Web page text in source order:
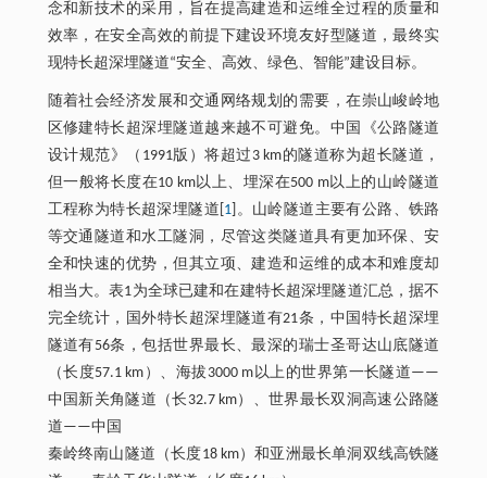
念和新技术的采用，旨在提高建造和运维全过程的质量和
效率，在安全高效的前提下建设环境友好型隧道，最终实
现特长超深埋隧道“安全、高效、绿色、智能”建设目标。
随着社会经济发展和交通网络规划的需要，在崇山峻岭地
区修建特长超深埋隧道越来越不可避免。中国《公路隧道
设计规范》（1991版）将超过3 km的隧道称为超长隧道，
但一般将长度在10 km以上、埋深在500 m以上的山岭隧道
工程称为特长超深埋隧道[ 1 ]。山岭隧道主要有公路、铁路
等交通隧道和水工隧洞，尽管这类隧道具有更加环保、安
全和快速的优势，但其立项、建造和运维的成本和难度却
相当大。表1为全球已建和在建特长超深埋隧道汇总，据不
完全统计，国外特长超深埋隧道有21条，中国特长超深埋
隧道有56条，包括世界最长、最深的瑞士圣哥达山底隧道
（长度57.1 km）、海拔3000 m以上的世界第一长隧道——
中国新关角隧道（长32.7 km）、世界最长双洞高速公路隧
道——中国
秦岭终南山隧道（长度18 km）和亚洲最长单洞双线高铁隧